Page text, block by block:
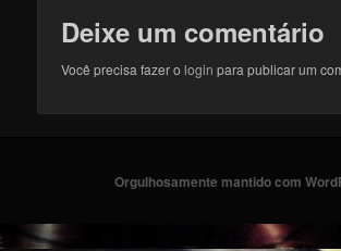
Deixe um comentário
Você precisa fazer ologin para publicar um
Orgulhosamente mantido com